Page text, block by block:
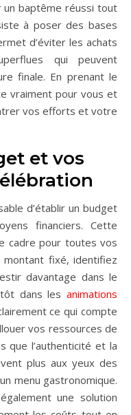
un baptême réussi tout
à poser des bases
d’éviter les achats
qui peuvent
finale. En prenant le
vraiment pour vous et
vos efforts et votre
et vos
d’établir un budget
financiers. Cette
cadre pour toutes vos
montant fixé, identifiez
davantage dans le
dans les animations
ce qui compte
vos ressources de
que l’authenticité et la
plus aux yeux des
menu gastronomique.
une solution